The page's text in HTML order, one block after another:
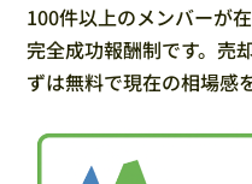
100件以上のメンバーが
完全成功報酬制です。売
ずは無料で現在の相場感